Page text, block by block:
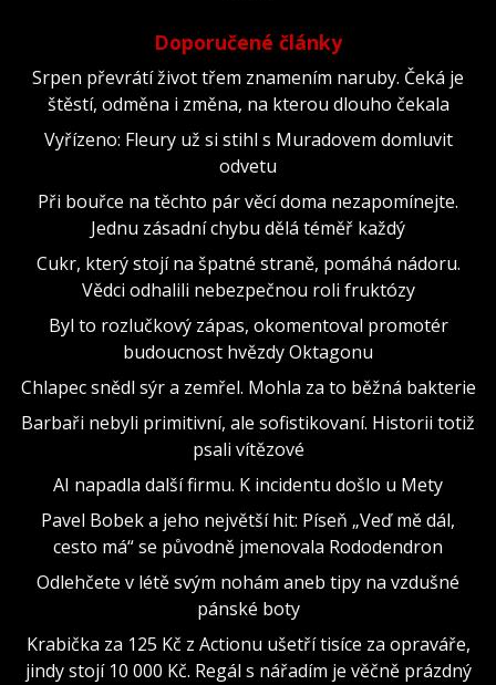
Doporučené články
Srpen převrátí život třem znamením naruby. Čeká je
štěstí, odměna i změna, na kterou dlouho čekala
Vyřízeno: Fleury už si stihl s Muradovem domluvit
odvetu
Při bouřce na těchto pár věcí doma nezapomínejte.
Jednu zásadní chybu dělá téměř každý
Cukr, který stojí na špatné straně, pomáhá nádoru.
Vědci odhalili nebezpečnou roli fruktózy
Byl to rozlučkový zápas, okomentoval promotér
budoucnost hvězdy Oktagonu
Chlapec snědl sýr a zemřel. Mohla za to běžná bakterie
Barbaři nebyli primitivní, ale sofistikovaní. Historii totiž
psali vítězové
AI napadla další firmu. K incidentu došlo u Mety
Pavel Bobek a jeho největší hit: Píseň „Veď mě dál,
cesto má“ se původně jmenovala Rododendron
Odlehčete v létě svým nohám aneb tipy na vzdušné
pánské boty
Krabička za 125 Kč z Actionu ušetří tisíce za opraváře,
jindy stojí 10 000 Kč. Regál s nářadím je věčně prázdný